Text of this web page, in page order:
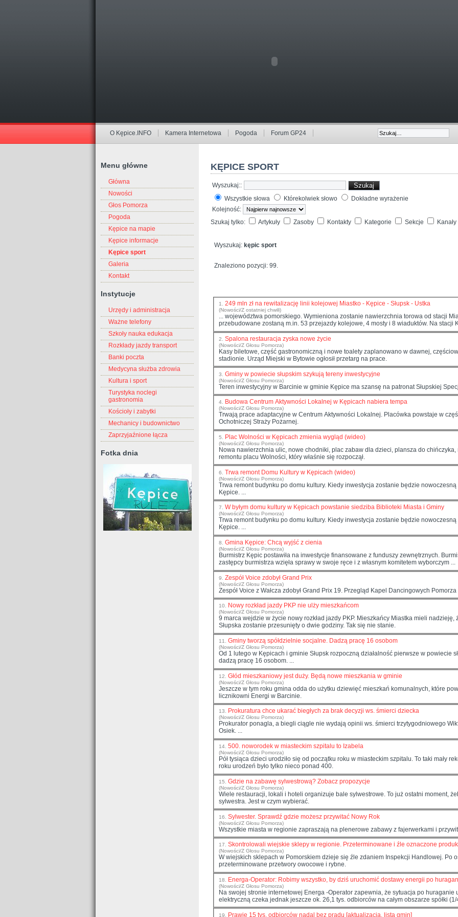
O Kępice.INFO Kamera Internetowa Pogoda Forum GP24
Menu główne
Główna
Nowości
Głos Pomorza
Pogoda
Kępice na mapie
Kępice informacje
Kępice sport
Galeria
Kontakt
Instytucje
Urzędy i administracja
Ważne telefony
Szkoły nauka edukacja
Rozkłady jazdy transport
Banki poczta
Medycyna służba zdrowia
Kultura i sport
Turystyka noclegi
gastronomia
Kościoły i zabytki
Mechanicy i budownictwo
Zaprzyjaźnione łącza
Fotka dnia
KĘPICE SPORT
Wyszukaj:: Szukaj
Wszystkie słowa Którekolwiek słowo
Dokładne wyrażenie
Kolejność:
Szukaj tylko:
Artykuły Zasoby Kontakty Kategorie Sekcje
Wyszukaj: kępic sport
Znaleziono pozycji: 99.
1. 249 mln zł na rewitalizację linii kolejowej Miastko - Kępice - Słupsk - Ustka
(Nowości/Z ostatniej chwili)
... województwa pomorskiego. Wymieniona zostanie nawierzchnia torowa od stacji
przebudowane zostaną m.in. 53 przejazdy kolejowe, 4 mosty i 8 wiaduktów. Na stacji
2. Spalona restauracja zyska nowe życie
(Nowości/Z Głosu Pomorza)
Kasy biletowe, część gastronomiczną i nowe toalety zaplanowano w dawnej,
stadionie. Urząd Miejski w Bytowie ogłosił przetarg na prace.
3. Gminy w powiecie słupskim szykują tereny inwestycyjne
(Nowości/Z Głosu Pomorza)
Teren inwestycyjny w Barcinie w gminie Kępice ma szansę na patronat Słupskiej
4. Budowa Centrum Aktywności Lokalnej w Kępicach nabiera tempa
(Nowości/Z Głosu Pomorza)
Trwają prace adaptacyjne w Centrum Aktywności Lokalnej. Placówka powstaje w
Ochotniczej Straży Pożarnej.
5. Plac Wolności w Kępicach zmienia wygląd (wideo)
(Nowości/Z Głosu Pomorza)
Nowa nawierzchnia ulic, nowe chodniki, plac zabaw dla dzieci, plansza do
remontu placu Wolności, który właśnie się rozpoczął.
6. Trwa remont Domu Kultury w Kępicach (wideo)
(Nowości/Z Głosu Pomorza)
Trwa remont budynku po domu kultury. Kiedy inwestycja zostanie będzie
Kępice. ...
7. W byłym domu kultury w Kępicach powstanie siedziba Biblioteki Miasta i Gminy
(Nowości/Z Głosu Pomorza)
Trwa remont budynku po domu kultury. Kiedy inwestycja zostanie będzie
Kępice. ...
8. Gmina Kępice: Chcą wyjść z cienia
(Nowości/Z Głosu Pomorza)
Burmistrz Kępic postawiła na inwestycje finansowane z funduszy zewnętrznych.
zastępcy burmistrza wzięła sprawy w swoje ręce i z własnym komitetem wyborczym ...
9. Zespół Voice zdobył Grand Prix
(Nowości/Z Głosu Pomorza)
Zespół Voice z Wałcza zdobył Grand Prix 19. Przegląd Kapel Dancingowych
10. Nowy rozkład jazdy PKP nie ulży mieszkańcom
(Nowości/Z Głosu Pomorza)
9 marca wejdzie w życie nowy rozkład jazdy PKP. Mieszkańcy Miastka mieli
Słupska zostanie przesunięty o dwie godziny. Tak się nie stanie.
11. Gminy tworzą spółdzielnie socjalne. Dadzą pracę 16 osobom
(Nowości/Z Głosu Pomorza)
Od 1 lutego w Kępicach i gminie Słupsk rozpoczną działalność pierwsze w powiecie
dadzą pracę 16 osobom. ...
12. Głód mieszkaniowy jest duży. Będą nowe mieszkania w gminie
(Nowości/Z Głosu Pomorza)
Jeszcze w tym roku gmina odda do użytku dziewięć mieszkań komunalnych, które
licznikowni Energi w Barcinie.
13. Prokuratura chce ukarać biegłych za brak decyzji ws. śmierci dziecka
(Nowości/Z Głosu Pomorza)
Prokurator ponagla, a biegli ciągle nie wydają opinii ws. śmierci trzytygodniowego
Osiek. ...
14. 500. noworodek w miasteckim szpitalu to Izabela
(Nowości/Z Głosu Pomorza)
Pół tysiąca dzieci urodziło się od początku roku w miasteckim szpitalu. To taki mały
roku urodzeń było tylko nieco ponad 400.
15. Gdzie na zabawę sylwestrową? Zobacz propozycje
(Nowości/Z Głosu Pomorza)
Wiele restauracji, lokali i hoteli organizuje bale sylwestrowe. To już ostatni moment,
sylwestra. Jest w czym wybierać.
16. Sylwester. Sprawdź gdzie możesz przywitać Nowy Rok
(Nowości/Z Głosu Pomorza)
Wszystkie miasta w regionie zapraszają na plenerowe zabawy z fajerwerkami i
17. Skontrolowali wiejskie sklepy w regionie. Przeterminowane i źle oznaczone
(Nowości/Z Głosu Pomorza)
W wiejskich sklepach w Pomorskiem dzieje się źle zdaniem Inspekcji Handlowej. Po
przeterminowane przetwory owocowe i rybne.
18. Energa-Operator: Robimy wszystko, by dziś uruchomić dostawy energii po
(Nowości/Z Głosu Pomorza)
Na swojej stronie internetowej Energa -Operator zapewnia, że sytuacja po
elektryczną czeka jednak jeszcze ok. 26,1 tys. odbiorców na całym obszarze spółki (1/
19. Prawie 15 tys. odbiorców nadal bez prądu [aktualizacja, lista gmin]